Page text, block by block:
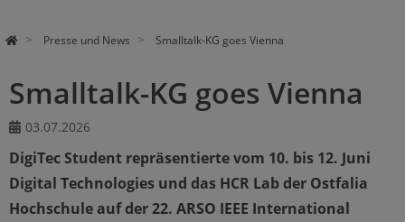
Presse und News Smalltalk-KG goes Vienna
Smalltalk-KG goes Vienna
03.07.2026
DigiTec Student repräsentierte vom 10. bis 12. Juni
Digital Technologies und das HCR Lab der Ostfalia
Hochschule auf der 22. ARSO IEEE International